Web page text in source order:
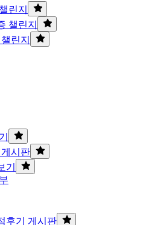
린지
챌린지
린지
시판
기
후기 게시판